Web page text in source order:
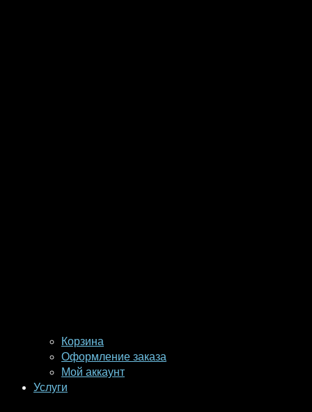
Корзина
Оформление заказа
Мой аккаунт
Услуги